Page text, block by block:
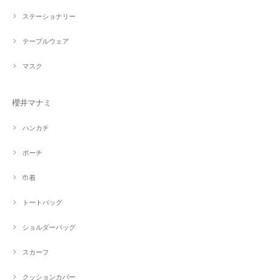
ステーショナリー
テーブルウェア
マスク
櫻井マナミ
ハンカチ
ポーチ
巾着
トートバッグ
ショルダーバッグ
スカーフ
クッションカバー